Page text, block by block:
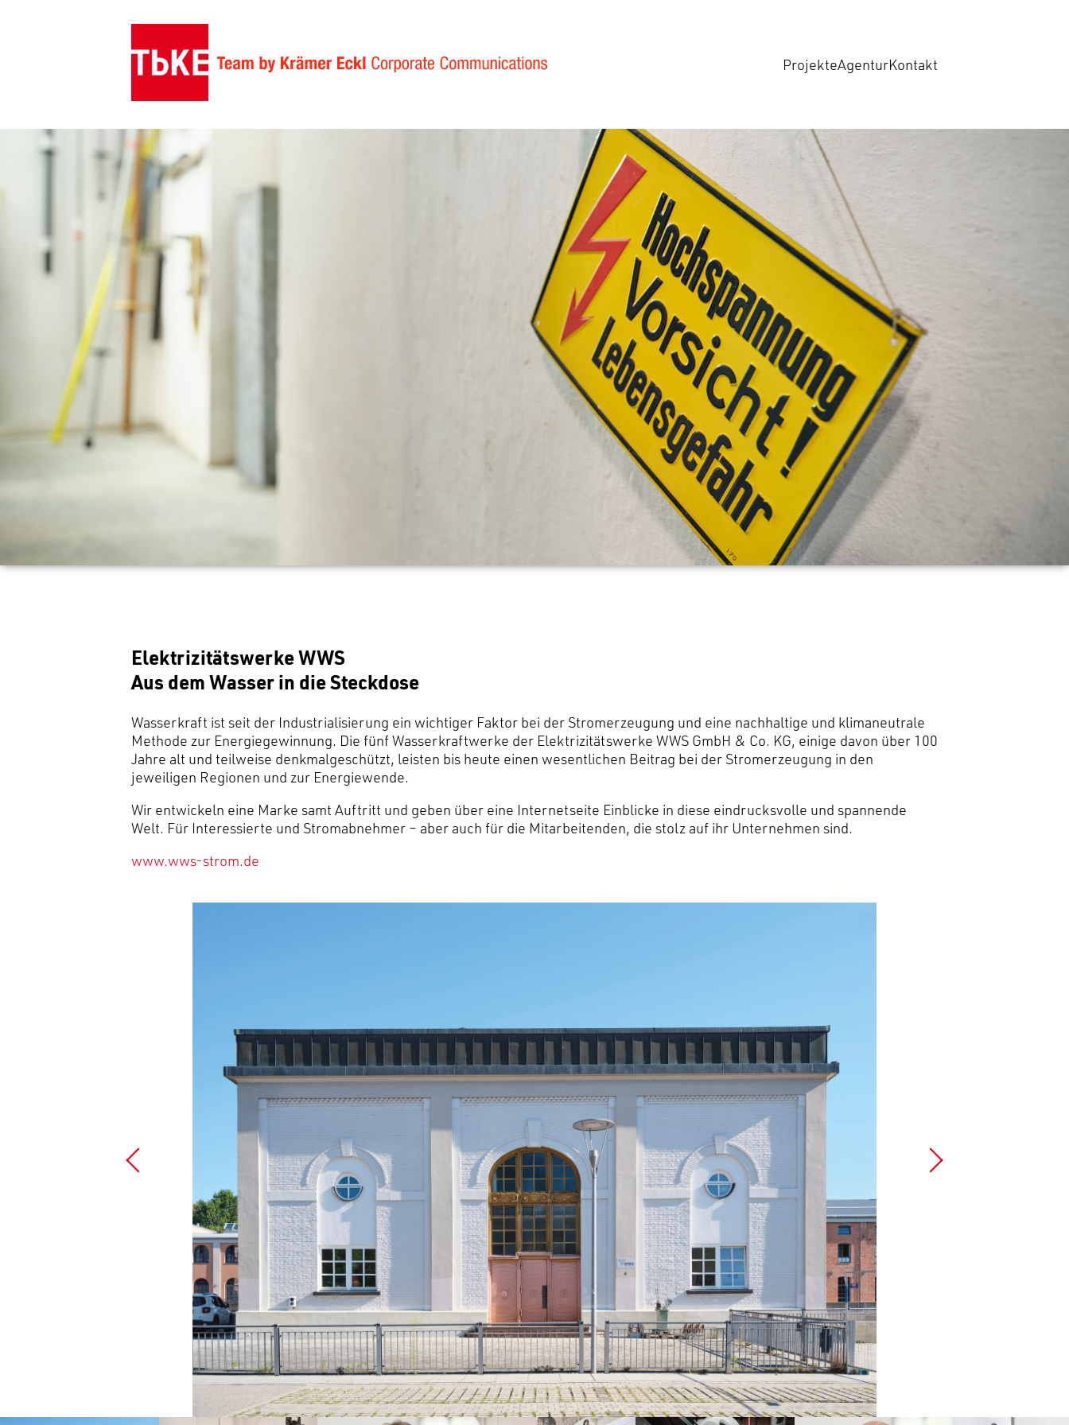
ProjekteAgenturKontakt
Elektrizitätswerke WWS
Aus dem Wasser in die Steckdose
Wasserkraft ist seit der Industrialisierung ein wichtiger Faktor bei der Stromerzeugung und eine nachhaltige und klimaneutrale
Methode zur Energiegewinnung. Die fünf Wasserkraftwerke der Elektrizitätswerke WWS GmbH & Co. KG, einige davon über 100
Jahre alt und teilweise denkmalgeschützt, leisten bis heute einen wesentlichen Beitrag bei der Stromerzeugung in den
jeweiligen Regionen und zur Energiewende.
Wir entwickeln eine Marke samt Auftritt und geben über eine Internetseite Einblicke in diese eindrucksvolle und spannende
Welt. Für Interessierte und Stromabnehmer – aber auch für die Mitarbeitenden, die stolz auf ihr Unternehmen sind.
www.wws-strom.de